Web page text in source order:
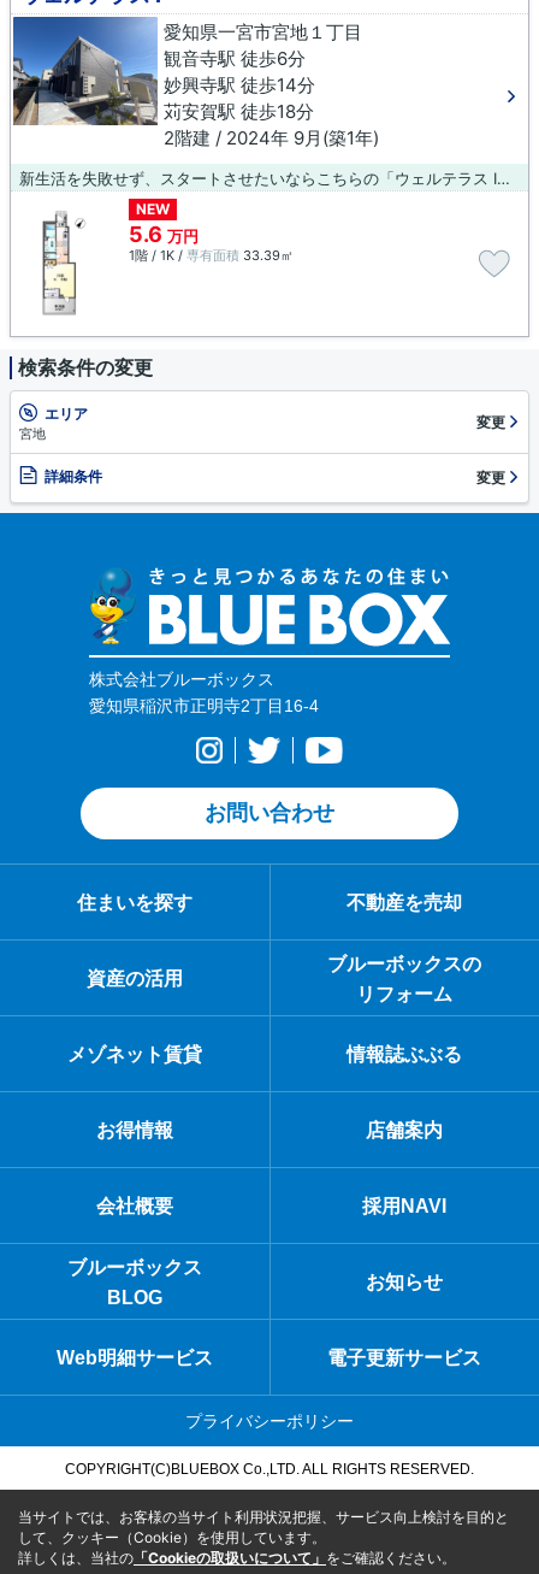
愛知県一宮市宮地１丁目
観音寺駅 徒歩6分
妙興寺駅 徒歩14分
苅安賀駅 徒歩18分
2階建 / 2024年 9月(築1年)
新生活を失敗せず、スタートさせたいならこちらの「ウェルテラス Ⅰ」はいかがでしょうか。こちらの物件はアパートです。令和6年築の物件です。駅から徒歩6分の駅近物件で、快適に通勤や通学をすることができます。一宮市で充実した生活を送りたいなら、当社オススメの賃貸物件はいかがでしょうか？お客様のご希望やニーズに合わせた物件のご紹介も可能です！まずはお気軽にご連絡下さい。
NEW
5.6 万円
1階 / 1K / 専有面積 33.39㎡
検索条件の変更
エリア
宮地
変更
詳細条件 変更
株式会社ブルーボックス
愛知県稲沢市正明寺2丁目16-4
お問い合わせ
住まいを探す 不動産を売却
資産の活用
ブルーボックスの
リフォーム
メゾネット賃貸 情報誌ぶぶる
お得情報 店舗案内
会社概要 採用NAVI
ブルーボックス
BLOG
お知らせ
Web明細サービス 電子更新サービス
プライバシーポリシー
COPYRIGHT(C)BLUEBOX Co.,LTD. ALL RIGHTS RESERVED.
当サイトでは、お客様の当サイト利用状況把握、サービス向上検討を目的と
して、クッキー（Cookie）を使用しています。
詳しくは、当社の 「Cookieの取扱いについて」 をご確認ください。